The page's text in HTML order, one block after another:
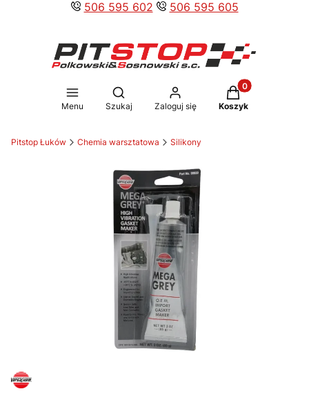
506 595 602 506 595 605
Menu
Otwórz wyszukiwarkę
Szukaj Zaloguj się
Produkty w
Koszyk
Pitstop Łuków Chemia warsztatowa Silikony